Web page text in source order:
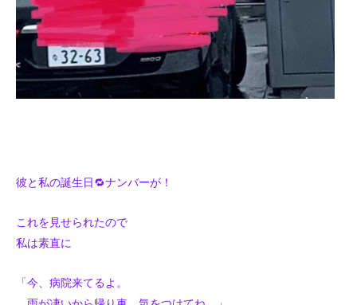
彼と私の誕生日🔁ナンバーが！
これを見せられたので
私は素直に
「今、病院来てるよ。